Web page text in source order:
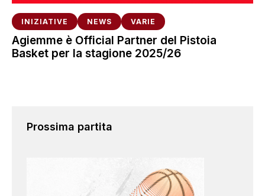
INIZIATIVE NEWS VARIE
Agiemme è Official Partner del Pistoia
Basket per la stagione 2025/26
Prossima partita